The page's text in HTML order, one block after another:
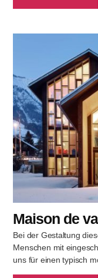
Maison de
Bei der Gestaltung
Menschen mit
uns für einen typisch